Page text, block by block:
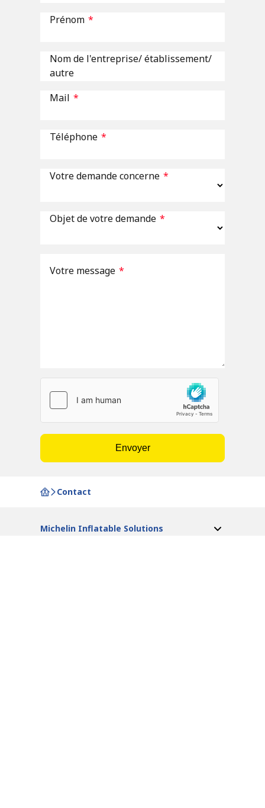
Prénom *
Nom de l'entreprise/ établissement/
autre
Mail *
Téléphone *
Votre demande concerne *
Objet de votre demande *
Votre message *
Envoyer
Contact
Michelin Inflatable Solutions